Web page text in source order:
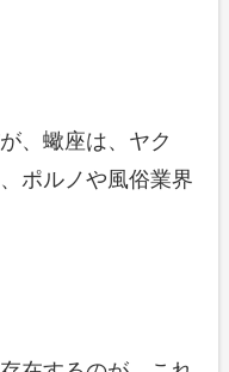
、蠍座は、ヤク
ポルノや風俗業界